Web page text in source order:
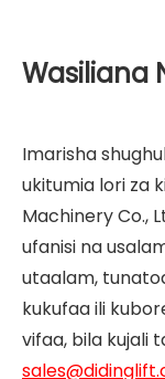
Wasiliana
Imarisha
ukitumia lori za
Machinery Co.,
ufanisi na
utaalam,
kukufaa ili
vifaa, bila kujali